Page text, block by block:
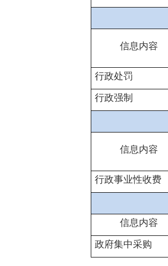
信息内容
行政处罚
行政强制
信息内容
行政事业性收费
信息内容
政府集中采购